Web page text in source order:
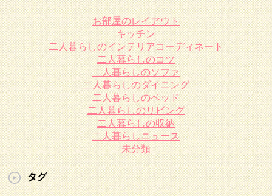
お部屋のレイアウト
キッチン
二人暮らしのインテリアコーディネート
二人暮らしのコツ
二人暮らしのソファ
二人暮らしのダイニング
二人暮らしのベッド
二人暮らしのリビング
二人暮らしの収納
二人暮らしニュース
未分類
タグ